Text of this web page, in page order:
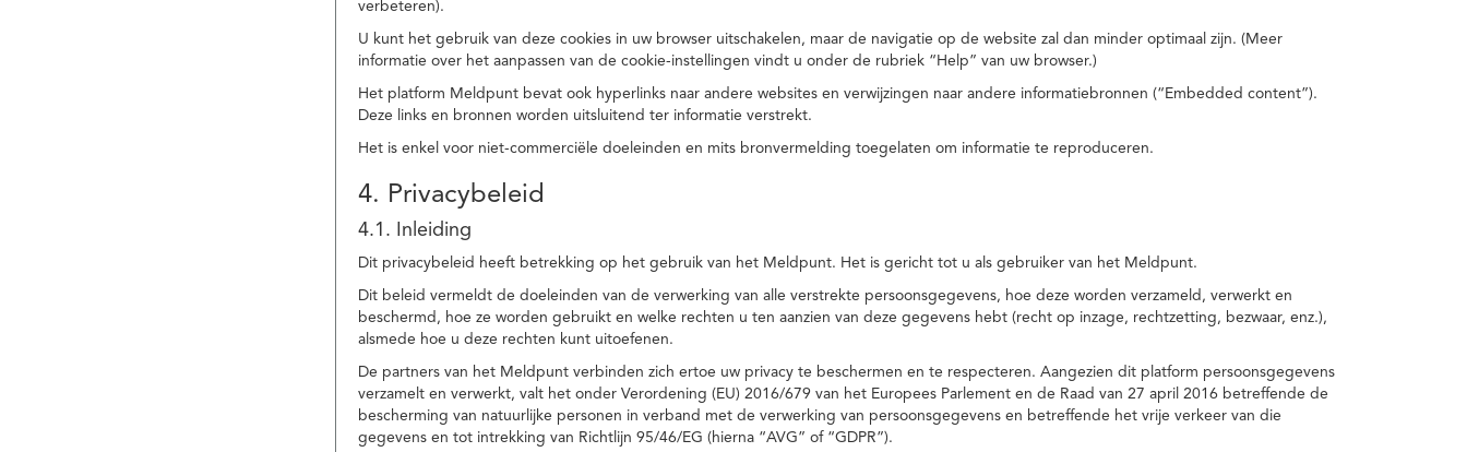
verbeteren).
U kunt het gebruik van deze cookies in uw browser uitschakelen, maar de navigatie op de website zal dan minder optimaal zijn. (Meer
informatie over het aanpassen van de cookie-instellingen vindt u onder de rubriek “Help” van uw browser.)
Het platform Meldpunt bevat ook hyperlinks naar andere websites en verwijzingen naar andere informatiebronnen (“Embedded content”).
Deze links en bronnen worden uitsluitend ter informatie verstrekt.
Het is enkel voor niet-commerciële doeleinden en mits bronvermelding toegelaten om informatie te reproduceren.
4. Privacybeleid
4.1. Inleiding
Dit privacybeleid heeft betrekking op het gebruik van het Meldpunt. Het is gericht tot u als gebruiker van het Meldpunt.
Dit beleid vermeldt de doeleinden van de verwerking van alle verstrekte persoonsgegevens, hoe deze worden verzameld, verwerkt en
beschermd, hoe ze worden gebruikt en welke rechten u ten aanzien van deze gegevens hebt (recht op inzage, rechtzetting, bezwaar, enz.),
alsmede hoe u deze rechten kunt uitoefenen.
De partners van het Meldpunt verbinden zich ertoe uw privacy te beschermen en te respecteren. Aangezien dit platform persoonsgegevens
verzamelt en verwerkt, valt het onder Verordening (EU) 2016/679 van het Europees Parlement en de Raad van 27 april 2016 betreffende de
bescherming van natuurlijke personen in verband met de verwerking van persoonsgegevens en betreffende het vrije verkeer van die
gegevens en tot intrekking van Richtlijn 95/46/EG (hierna “AVG” of “GDPR”).